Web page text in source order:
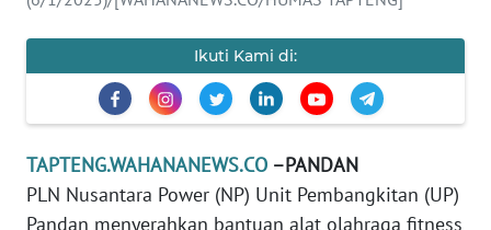
Ikuti Kami di:
TAPTENG.WAHANANEWS.CO –PANDAN
PLN Nusantara Power (NP) Unit Pembangkitan (UP)
Pandan menyerahkan bantuan alat olahraga fitness
KARIR
Wahana
News